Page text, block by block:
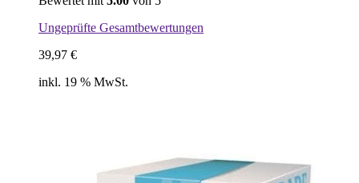
Ungeprüfte Gesamtbewertungen
39,97 €
inkl. 19 % MwSt.